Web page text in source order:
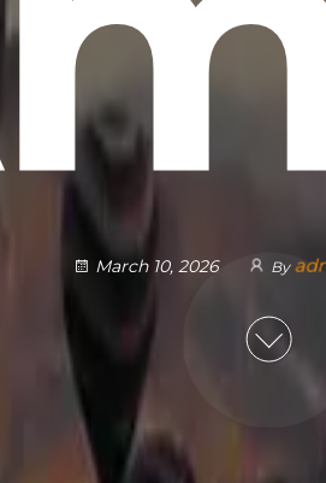
March 10, 2026 By